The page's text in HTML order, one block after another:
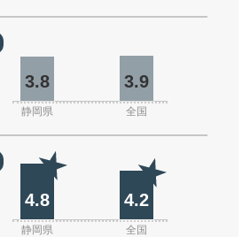
3.8 3.9
静岡県 全国
4.8 4.2
静岡県 全国